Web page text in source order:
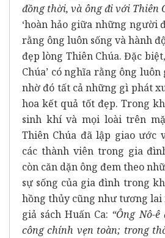
đồng thời, và ông đi với Thiên
‘hoàn hảo giữa những người
rằng ông luôn sống và hành
đẹp lòng Thiên Chúa. Đặc
Chúa’ có nghĩa rằng ông
nhờ đó tất cả những gì phát
hoa kết quả tốt đẹp. Trong
sinh khí và mọi loài trên
Thiên Chúa đã lập giao ước
các thành viên trong gia
còn căn dặn ông đem theo
sự sống của gia đình trong
hồng thủy cũng như tương lai
giả sách Huấn Ca: “Ông Nô-
công chính vẹn toàn; trong